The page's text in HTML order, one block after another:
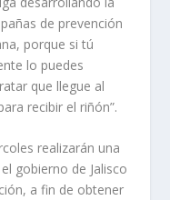
de prevención
porque si tú
lo puedes
que llegue al
recibir el riñón”.
realizarán una
gobierno de Jalisco
a fin de obtener